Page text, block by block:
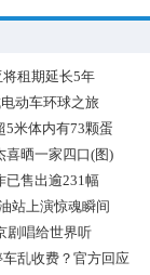
租期延长5年
动车环球之旅
5米体内有73颗蛋
喜晒一家四口(图)
已售出逾231幅
站上演惊魂瞬间
剧唱给世界听
乱收费？官方回应